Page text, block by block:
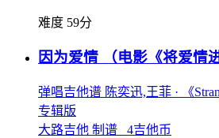
难度 59分
因为爱情 （电影《将爱情
弹唱吉他谱 陈奕迅,王菲 · 《
专辑版
大路吉他 制谱 4吉他币